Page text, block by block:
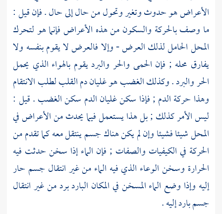
الأعراض هو حدوث وتغير وتحول من حال إلى حال . فإن قيل :
ما وصف بالحركة والسكون من هذه الأعراض فإنما هو لتحرك
المحل الحامل لذلك العرض - وإلا فالعرض لا يقوم بنفسه ولا
يفارق محله ; فإن الحمى والحر والبرد يقوم بالهواء الذي يحمل
الحر والبرد . وكذلك الغضب هو غليان دم القلب لطلب الانتقام
وهذا حركة الدم ; فإذا سكن غليان الدم سكن الغضب . قيل :
ليس الأمر كذلك ; بل هذا يستعمل فيما يحدث من الأعراض في
المحل شيئا فشيئا وإن لم يكن هناك جسم ينتقل معه كما تقدم من
الحركة في الكيفيات والصفات ; فإن الماء إذا سخن حدثت فيه
الحرارة وسخن الوعاء الذي فيه الماء من غير انتقال جسم حار
إليه وإذا وضع الماء المسخن في المكان البارد برد من غير انتقال
جسم بارد إليه .